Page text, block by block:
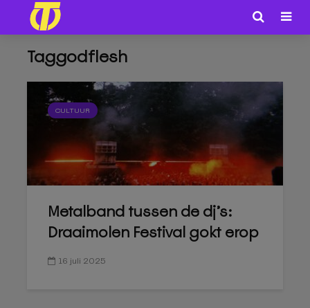
Taggodflesh
CULTUUR
Metalband tussen de dj’s:
Draaimolen Festival gokt erop
16 juli 2025